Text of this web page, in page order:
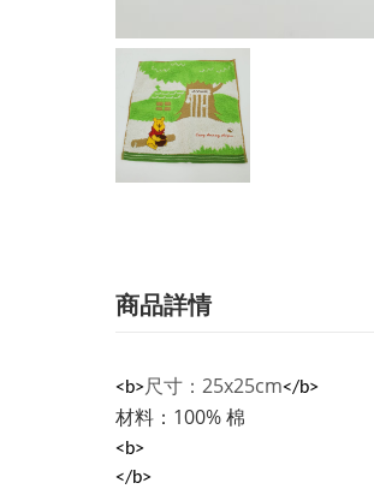
商品詳情
<b>尺寸：25x25cm</b>
材料：100% 棉
<b>
</b>